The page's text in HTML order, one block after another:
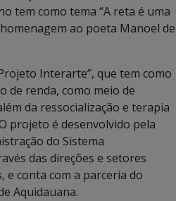
tem como tema “A reta é uma
ao poeta Manoel de
Interarte”, que tem como
de renda, como meio de
da ressocialização e terapia
projeto é desenvolvido pela
do Sistema
das direções e setores
e conta com a parceria do
Aquidauana.